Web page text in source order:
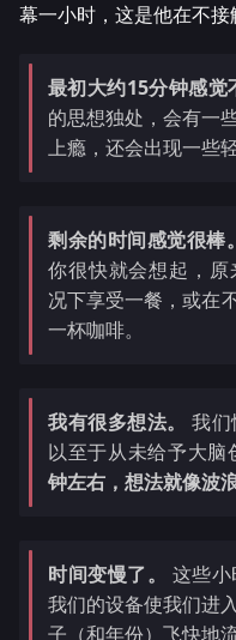
幕一小时，这是他在不
最初大约15分钟感觉
的思想独处，会有一
上瘾，还会出现一些
剩余的时间感觉很棒。
你很快就会想起，
况下享受一餐，或在
一杯咖啡。
我有很多想法。
我们
以至于从未给予大
钟左右，想法就像波
时间变慢了。
这些小
我们的设备使我们进
子（和年份）飞快地流